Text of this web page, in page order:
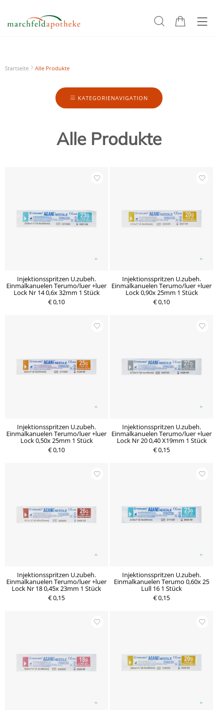
Startseite Alle Produkte
KATEGORIENAVIGATION
Alle Produkte
Injektionsspritzen U.zubeh.
Einmalkanuelen Terumo/luer +luer
Lock Nr 14 0,6x 32mm 1 Stück
€ 0,10
Injektionsspritzen U.zubeh.
Einmalkanuelen Terumo/luer +luer
Lock 0,90x 25mm 1 Stück
€ 0,10
Injektionsspritzen U.zubeh.
Einmalkanuelen Terumo/luer +luer
Lock 0,50x 25mm 1 Stück
€ 0,10
Injektionsspritzen U.zubeh.
Einmalkanuelen Terumo/luer +luer
Lock Nr 20 0,40 X19mm 1 Stück
€ 0,15
Injektionsspritzen U.zubeh.
Einmalkanuelen Terumo/luer +luer
Lock Nr 18 0,45x 23mm 1 Stück
€ 0,15
Injektionsspritzen U.zubeh.
Einmalkanuelen Terumo 0,60x 25
Lull 16 1 Stück
€ 0,15